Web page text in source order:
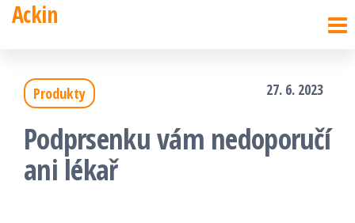
Přeskočit
obsah
Ackin
Produkty 27. 6. 2023
Podprsenku vám nedoporučí
ani lékař